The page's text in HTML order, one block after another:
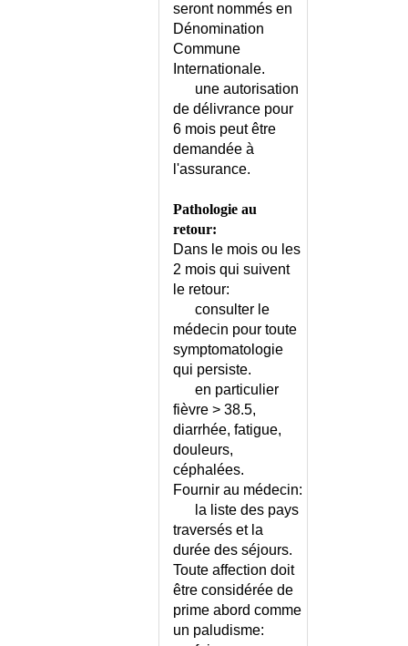
seront nommés en
Dénomination
Commune
Internationale.
une autorisation
de délivrance pour
6 mois peut être
demandée à
l'assurance.
Pathologie au
retour:
Dans le mois ou les
2 mois qui suivent
le retour:
consulter le
médecin pour toute
symptomatologie
qui persiste.
en particulier
fièvre > 38.5,
diarrhée, fatigue,
douleurs,
céphalées.
Fournir au médecin:
la liste des pays
traversés et la
durée des séjours.
Toute affection doit
être considérée de
prime abord comme
un paludisme: